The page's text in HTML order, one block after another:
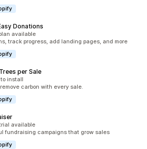
Donations
available
track progress, add landing pages, and more
per Sale
to install
carbon with every sale.
available
fundraising campaigns that grow sales